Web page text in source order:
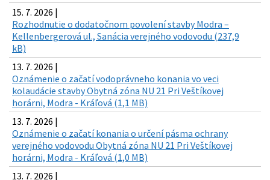
15. 7. 2026 |
Rozhodnutie o dodatočnom povolení stavby Modra –
Kellenbergerová ul., Sanácia verejného vodovodu (237,9
kB)
13. 7. 2026 |
Oznámenie o začatí vodoprávneho konania vo veci
kolaudácie stavby Obytná zóna NU 21 Pri Veštíkovej
horárni, Modra - Kráľová (1,1 MB)
13. 7. 2026 |
Oznámenie o začatí konania o určení pásma ochrany
verejného vodovodu Obytná zóna NU 21 Pri Veštíkovej
horárni, Modra - Kráľová (1,0 MB)
13. 7. 2026 |